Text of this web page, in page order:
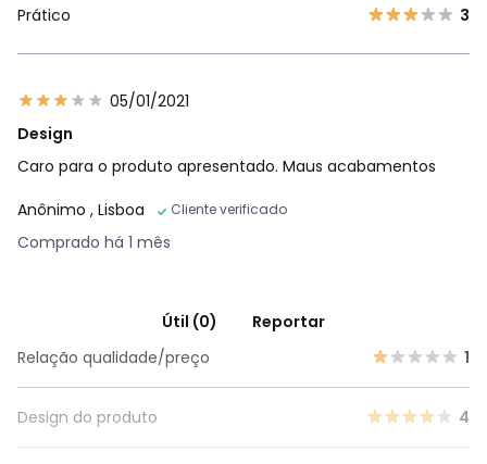
Prático 3
05/01/2021
Design
Caro para o produto apresentado. Maus acabamentos
Anônimo , Lisboa Cliente verificado
Comprado há 1 mês
Útil (0)
Reportar
Relação qualidade/preço
1
Design do produto 4